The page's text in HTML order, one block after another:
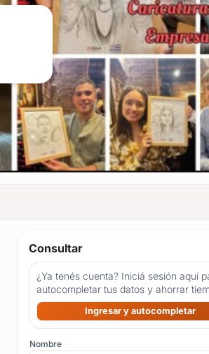
Consultar
¿Ya tenés cuenta? Iniciá sesión aquí
autocompletar tus datos y ahorrar
Ingresar y autocompletar
Nombre